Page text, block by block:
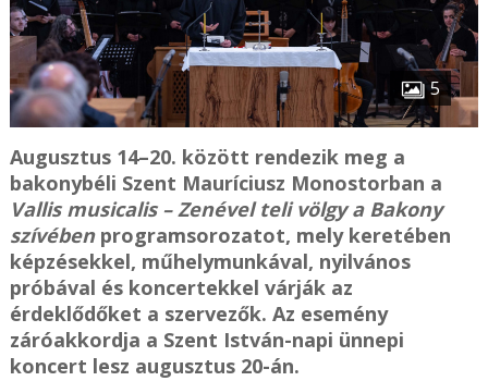
5
Augusztus 14–20. között rendezik meg a
bakonybéli Szent Mauríciusz Monostorban a
Vallis musicalis – Zenével teli völgy a Bakony
szívébenprogramsorozatot, mely keretében
képzésekkel, műhelymunkával, nyilvános
próbával és koncertekkel várják az
érdeklődőket a szervezők. Az esemény
záróakkordja a Szent István-napi ünnepi
koncert lesz augusztus 20-án.